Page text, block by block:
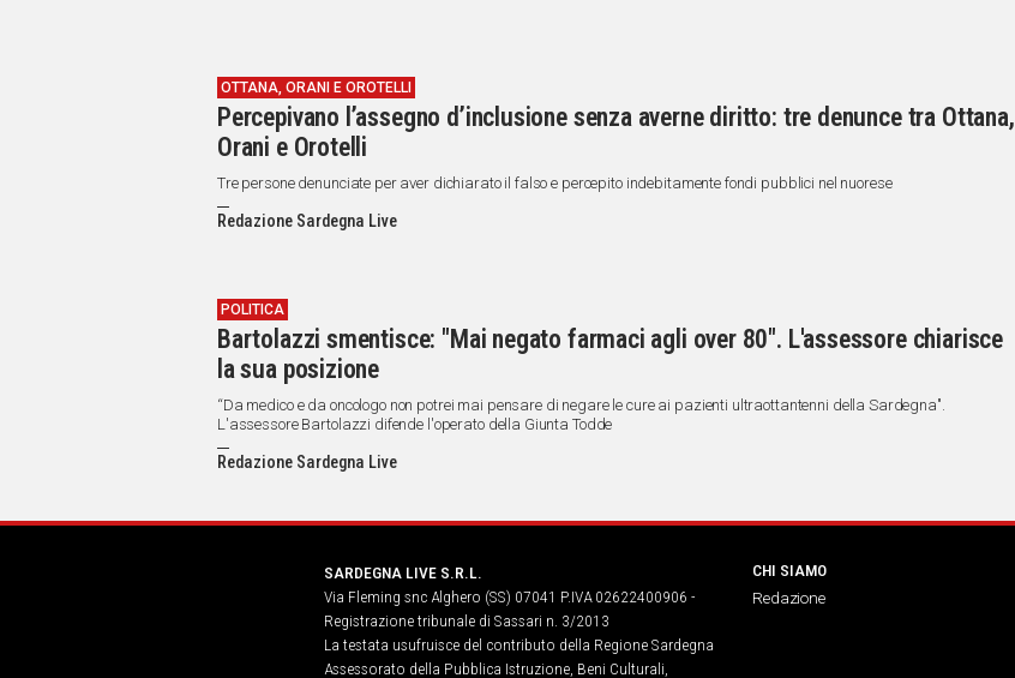
OTTANA, ORANI E OROTELLI
Percepivano l’assegno d’inclusione senza averne diritto: tre denunce tra Ottana,
Orani e Orotelli
Tre persone denunciate per aver dichiarato il falso e percepito indebitamente fondi pubblici nel nuorese
Redazione Sardegna Live
POLITICA
Bartolazzi smentisce: "Mai negato farmaci agli over 80". L'assessore chiarisce
la sua posizione
“Da medico e da oncologo non potrei mai pensare di negare le cure ai pazienti ultraottantenni della Sardegna".
L'assessore Bartolazzi difende l'operato della Giunta Todde
Redazione Sardegna Live
SARDEGNA LIVE S.R.L.
Via Fleming snc Alghero (SS) 07041 P.IVA 02622400906 -
Registrazione tribunale di Sassari n. 3/2013
La testata usufruisce del contributo della Regione Sardegna
Assessorato della Pubblica Istruzione, Beni Culturali,
CHI SIAMO
Redazione